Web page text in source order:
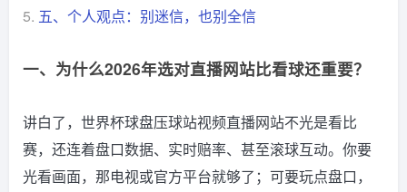
5. 五、个人观点：别迷信，也别全信
一、为什么2026年选对直播网站比看球还重要？
讲白了，世界杯球盘压球站视频直播网站不光是看比
赛，还连着盘口数据、实时赔率、甚至滚球互动。你要
光看画面，那电视或官方平台就够了；可要玩点盘口，